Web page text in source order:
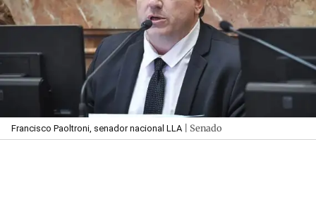
Francisco Paoltroni, senador nacional LLA | Senado